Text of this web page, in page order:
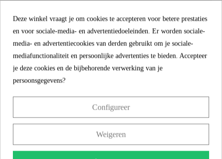
Handgreep, chroom - 00136 - 00136
Materiaal Zink
Kleur Chroom
Deze winkel vraagt je om cookies te accepteren voor betere prestaties
en voor sociale-media- en advertentiedoeleinden. Er worden sociale-
media- en advertentiecookies van derden gebruikt om je sociale-
mediafunctionaliteit en persoonlijke advertenties te bieden. Accepteer
je deze cookies en de bijbehorende verwerking van je
persoonsgegevens?
Configureer
Weigeren